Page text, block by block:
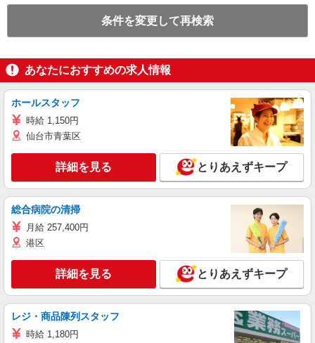
条件を変更して再検索
あなたにおすすめの求人情報
ホールスタッフ
時給 1,150円
仙台市青葉区
詳細を見る とりあえずキープ
総合病院の清掃
月給 257,400円
港区
詳細を見る とりあえずキープ
レジ・商品陳列スタッフ
時給 1,180円